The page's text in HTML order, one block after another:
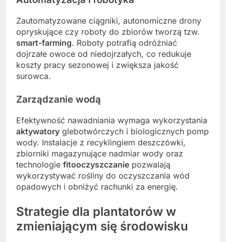
Zautomatyzowane ciągniki, autonomiczne drony
opryskujące czy roboty do zbiorów tworzą tzw.
smart-farming. Roboty potrafią odróżniać
dojrzałe owoce od niedojrzałych, co redukuje
koszty pracy sezonowej i zwiększa jakość
surowca.
Zarządzanie wodą
Efektywność nawadniania wymaga wykorzystania
aktywatory glebotwórczych i biologicznych pomp
wody. Instalacje z recyklingiem deszczówki,
zbiorniki magazynujące nadmiar wody oraz
technologie fitooczyszczanie pozwalają
wykorzystywać rośliny do oczyszczania wód
opadowych i obniżyć rachunki za energię.
Strategie dla plantatorów w
zmieniającym się środowisku